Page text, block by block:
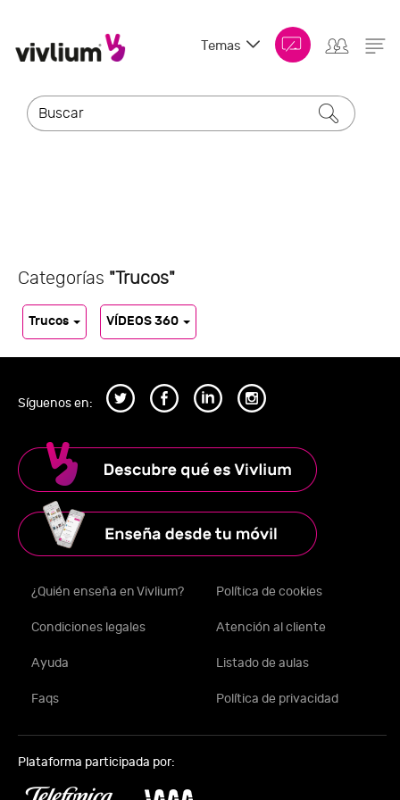
Temas
Categorías "Trucos"
Trucos VÍDEOS 360
Síguenos en:
¿Quién enseña en Vivlium? Política de cookies
Condiciones legales Atención al cliente
Ayuda Listado de aulas
Faqs Política de privacidad
Plataforma participada por: